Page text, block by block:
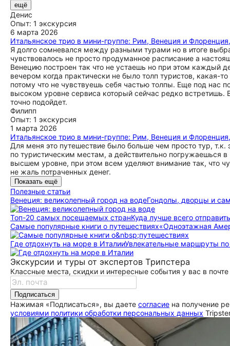
ещё
Денис
Опыт: 1 экскурсия
6 марта 2026
Итальянское трио в мини-группе: Рим, Венеция и
Я долго сомневался между разными турами но в итоге
чувствовалось не просто продуманное расписание а
Венецию построен так что не устаешь но при этом каждый
вечером когда практически не было толп туристов, какая-
потому что не чувствуешь себя частью толпы. Еще под нас
высоком уровне сервиса который сейчас редко встретишь.
точно подойдет.
Филипп
Опыт: 1 экскурсия
1 марта 2026
Итальянское трио в мини-группе: Рим, Венеция и
Для меня это путешествие было больше чем просто тур,
по туристическим местам, а действительно погружаешься
высшем уровне, при этом всем уделяют внимание так, что
не жаль потраченных денег.
Показать ещё
Полезные статьи
Венеция: великолепный город на водеГондолы, дворцы и
Топ-20 самых посещаемых странКуда лучше всего
Самые популярные книги о путешествиях«Одноэтажная
Где отдохнуть на море в ИталииУвлекательные маршруты
Экскурсии и туры от экспертов Трипстера
Классные места, скидки и интересные события у вас в почте
Подписаться
Нажимая «Подписаться», вы даете согласие на получение
условиями политики обработки персональных данных